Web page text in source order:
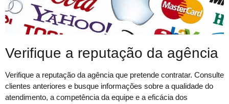
Verifique a reputação da agência
Verifique a reputação da agência que pretende contratar. Consulte
clientes anteriores e busque informações sobre a qualidade do
atendimento, a competência da equipe e a eficácia dos